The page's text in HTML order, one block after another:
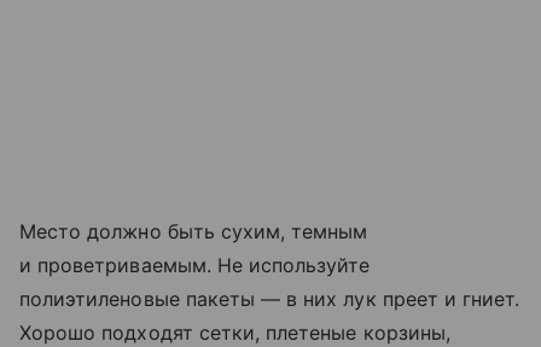
Место должно быть сухим, темным
и проветриваемым. Не используйте
полиэтиленовые пакеты — в них лук преет и гниет.
Хорошо подходят сетки, плетеные корзины,